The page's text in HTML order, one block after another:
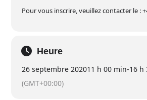
Pour vous inscrire, veuillez contacter le :
Heure
26 septembre 202011 h 00 min-16 h
(GMT+00:00)